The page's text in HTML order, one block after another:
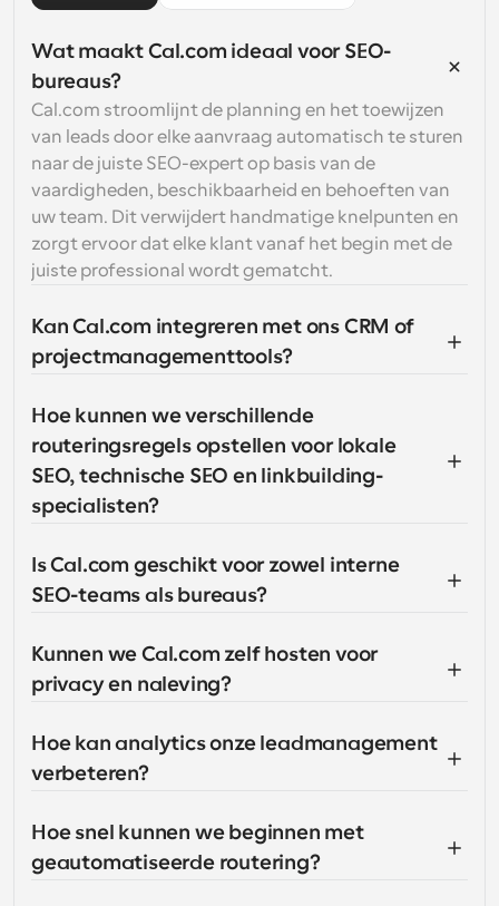
Wat maakt Cal.com ideaal voor SEO-
bureaus?
Cal.com stroomlijnt de planning en het toewijzen
van leads door elke aanvraag automatisch te sturen
naar de juiste SEO-expert op basis van de
vaardigheden, beschikbaarheid en behoeften van
uw team. Dit verwijdert handmatige knelpunten en
zorgt ervoor dat elke klant vanaf het begin met de
juiste professional wordt gematcht.
Kan Cal.com integreren met ons CRM of
projectmanagementtools?
Hoe kunnen we verschillende
routeringsregels opstellen voor lokale
SEO, technische SEO en linkbuilding-
specialisten?
Is Cal.com geschikt voor zowel interne
SEO-teams als bureaus?
Kunnen we Cal.com zelf hosten voor
privacy en naleving?
Hoe kan analytics onze leadmanagement
verbeteren?
Hoe snel kunnen we beginnen met
geautomatiseerde routering?